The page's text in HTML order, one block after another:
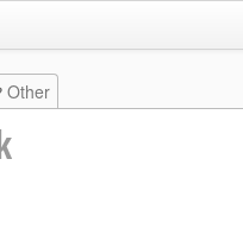
Other